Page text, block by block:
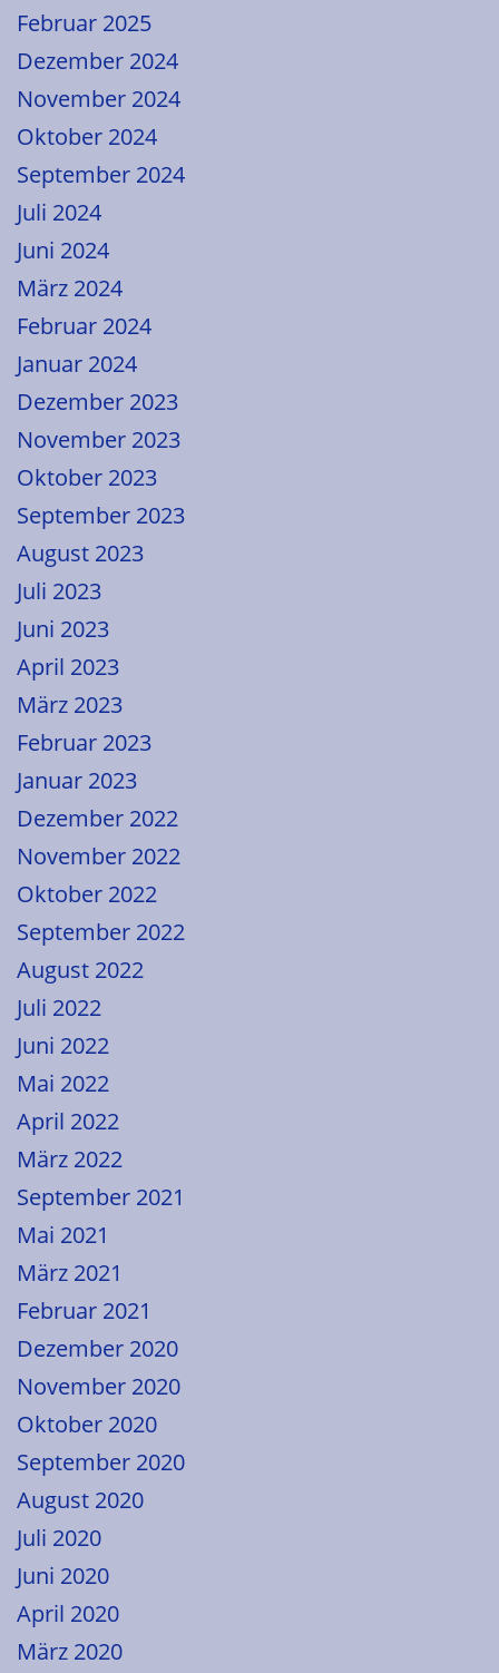
Februar 2025
Dezember 2024
November 2024
Oktober 2024
September 2024
Juli 2024
Juni 2024
März 2024
Februar 2024
Januar 2024
Dezember 2023
November 2023
Oktober 2023
September 2023
August 2023
Juli 2023
Juni 2023
April 2023
März 2023
Februar 2023
Januar 2023
Dezember 2022
November 2022
Oktober 2022
September 2022
August 2022
Juli 2022
Juni 2022
Mai 2022
April 2022
März 2022
September 2021
Mai 2021
März 2021
Februar 2021
Dezember 2020
November 2020
Oktober 2020
September 2020
August 2020
Juli 2020
Juni 2020
April 2020
März 2020